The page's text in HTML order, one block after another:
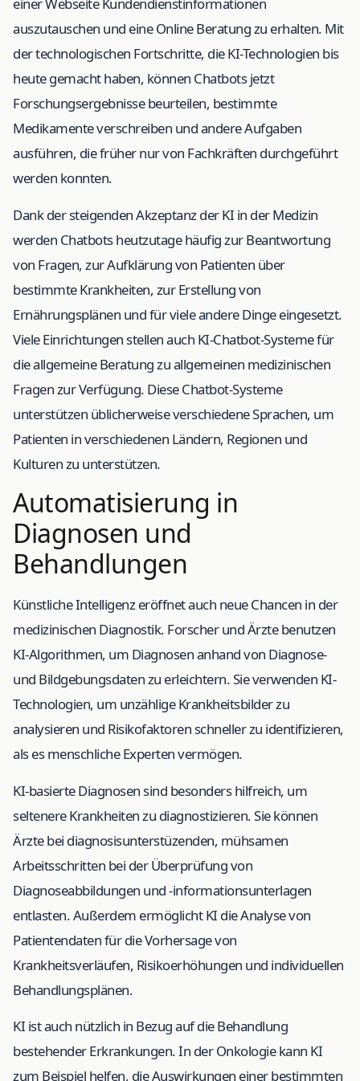
einer Webseite Kundendienstinformationen
auszutauschen und eine Online Beratung zu erhalten. Mit
der technologischen Fortschritte, die KI-Technologien bis
heute gemacht haben, können Chatbots jetzt
Forschungsergebnisse beurteilen, bestimmte
Medikamente verschreiben und andere Aufgaben
ausführen, die früher nur von Fachkräften durchgeführt
werden konnten.
Dank der steigenden Akzeptanz der KI in der Medizin
werden Chatbots heutzutage häufig zur Beantwortung
von Fragen, zur Aufklärung von Patienten über
bestimmte Krankheiten, zur Erstellung von
Ernährungsplänen und für viele andere Dinge eingesetzt.
Viele Einrichtungen stellen auch KI-Chatbot-Systeme für
die allgemeine Beratung zu allgemeinen medizinischen
Fragen zur Verfügung. Diese Chatbot-Systeme
unterstützen üblicherweise verschiedene Sprachen, um
Patienten in verschiedenen Ländern, Regionen und
Kulturen zu unterstützen.
Automatisierung in
Diagnosen und
Behandlungen
Künstliche Intelligenz eröffnet auch neue Chancen in der
medizinischen Diagnostik. Forscher und Ärzte benutzen
KI-Algorithmen, um Diagnosen anhand von Diagnose-
und Bildgebungsdaten zu erleichtern. Sie verwenden KI-
Technologien, um unzählige Krankheitsbilder zu
analysieren und Risikofaktoren schneller zu identifizieren,
als es menschliche Experten vermögen.
KI-basierte Diagnosen sind besonders hilfreich, um
seltenere Krankheiten zu diagnostizieren. Sie können
Ärzte bei diagnosisunterstüzenden, mühsamen
Arbeitsschritten bei der Überprüfung von
Diagnoseabbildungen und -informationsunterlagen
entlasten. Außerdem ermöglicht KI die Analyse von
Patientendaten für die Vorhersage von
Krankheitsverläufen, Risikoerhöhungen und individuellen
Behandlungsplänen.
KI ist auch nützlich in Bezug auf die Behandlung
bestehender Erkrankungen. In der Onkologie kann KI
zum Beispiel helfen, die Auswirkungen einer bestimmten